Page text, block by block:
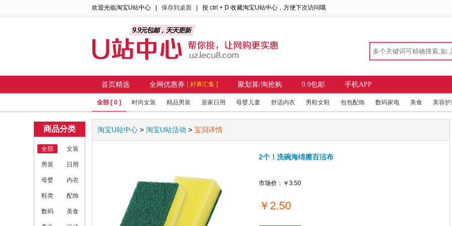
欢迎光临淘宝U站中心 保存到桌面 | 按 ctrl + D 收藏淘宝U站中心 ，方便下次访问哦
首页精选 全网优惠券 [ 好券汇集 ] 聚划算/淘抢购 9.9包邮 手机APP
全部 [ 0 ] 时尚女装 精品男装 居家日用 母婴儿童 舒适内衣 男鞋女鞋 包包配饰 数码家电 美食 美容
淘宝U站中心 > 淘宝U站活动 > 宝贝详情
2个！洗碗海绵擦百洁布
市场价： ￥3.50
￥ 2.50
商品分类
全部 女装
男装 日用
母婴 内衣
鞋类 配饰
数码 美食